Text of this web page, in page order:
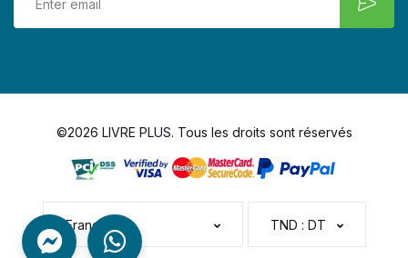
©2026 LIVRE PLUS. Tous les droits sont réservés
Français TND : DT